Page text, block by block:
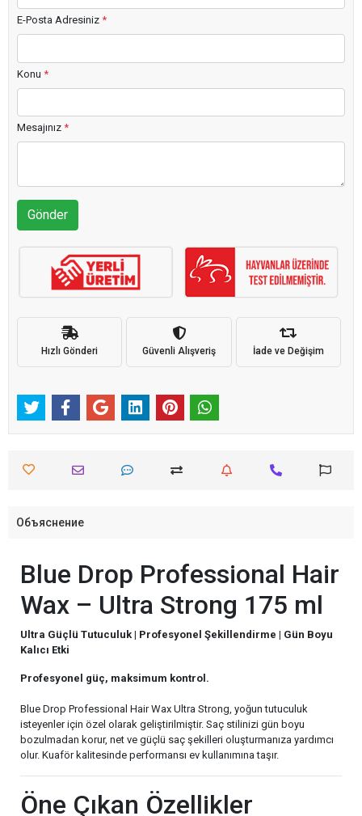
E-Posta Adresiniz *
Konu *
Mesajınız *
Gönder
Hızlı Gönderi Güvenli Alışveriş İade ve Değişim
Объяснение
Blue Drop Professional Hair
Wax – Ultra Strong 175 ml
Ultra Güçlü Tutuculuk | Profesyonel Şekillendirme | Gün Boyu
Kalıcı Etki
Profesyonel güç, maksimum kontrol.
Blue Drop Professional Hair Wax Ultra Strong, yoğun tutuculuk
isteyenler için özel olarak geliştirilmiştir. Saç stilinizi gün boyu
bozulmadan korur, net ve güçlü saç şekilleri oluşturmanıza yardımcı
olur. Kuaför kalitesinde performansı ev kullanımına taşır.
Öne Çıkan Özellikler